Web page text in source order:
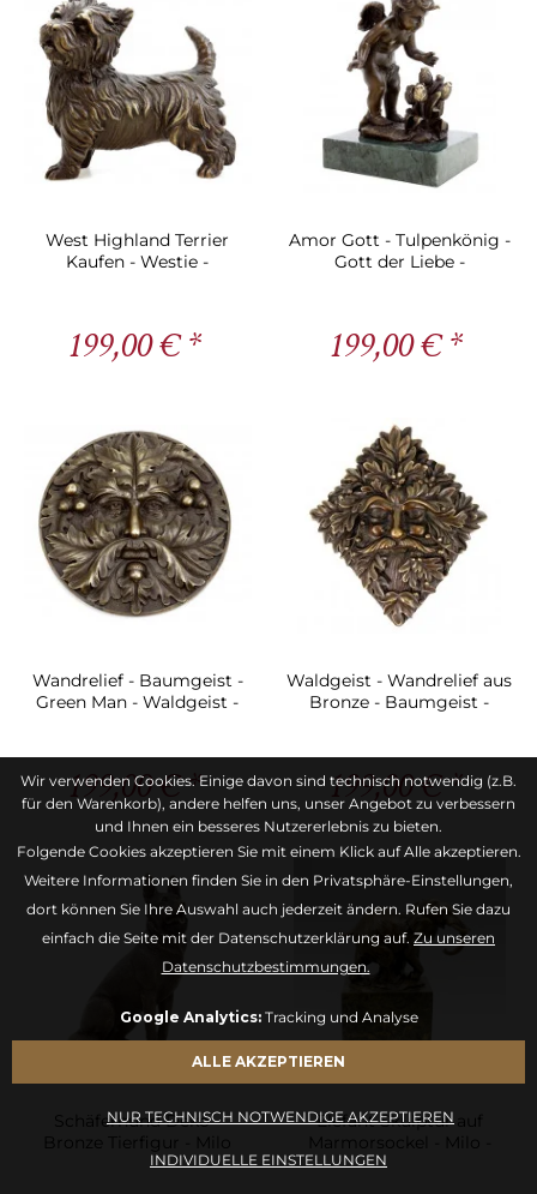
West Highland Terrier
Kaufen - Westie -
199,00 € *
Amor Gott - Tulpenkönig -
Gott der Liebe -
199,00 € *
Wandrelief - Baumgeist -
Green Man - Waldgeist -
199,00 € *
Waldgeist - Wandrelief aus
Bronze - Baumgeist -
199,00 € *
Schäferhund Deko -
Bronze Tierfigur - Milo
Elefant Skulptur auf
Marmorsockel - Milo -
Deko Statue
Wir verwenden Cookies. Einige davon sind technisch notwendig (z.B.
für den Warenkorb), andere helfen uns, unser Angebot zu verbessern
und Ihnen ein besseres Nutzererlebnis zu bieten.
Folgende Cookies akzeptieren Sie mit einem Klick auf Alle akzeptieren.
Weitere Informationen finden Sie in den Privatsphäre-Einstellungen,
dort können Sie Ihre Auswahl auch jederzeit ändern. Rufen Sie dazu
einfach die Seite mit der Datenschutzerklärung auf. Zu unseren
Datenschutzbestimmungen.
Google Analytics:Tracking und Analyse
INDIVIDUELLE EINSTELLUNGEN
NUR TECHNISCH NOTWENDIGE AKZEPTIEREN
ALLE AKZEPTIEREN